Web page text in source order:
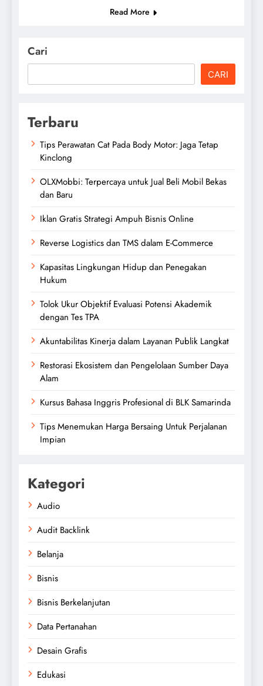
Read More
Cari
CARI
Terbaru
Tips Perawatan Cat Pada Body Motor: Jaga Tetap
Kinclong
OLXMobbi: Terpercaya untuk Jual Beli Mobil Bekas
dan Baru
Iklan Gratis Strategi Ampuh Bisnis Online
Reverse Logistics dan TMS dalam E-Commerce
Kapasitas Lingkungan Hidup dan Penegakan
Hukum
Tolok Ukur Objektif Evaluasi Potensi Akademik
dengan Tes TPA
Akuntabilitas Kinerja dalam Layanan Publik Langkat
Restorasi Ekosistem dan Pengelolaan Sumber Daya
Alam
Kursus Bahasa Inggris Profesional di BLK Samarinda
Tips Menemukan Harga Bersaing Untuk Perjalanan
Impian
Kategori
Audio
Audit Backlink
Belanja
Bisnis
Bisnis Berkelanjutan
Data Pertanahan
Desain Grafis
Edukasi